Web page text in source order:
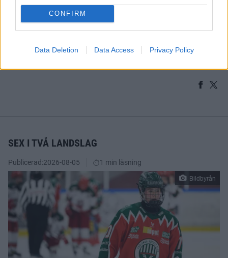
CONFIRM
Data Deletion Data Access Privacy Policy
I SDHL har vi valt ut fem matcher där vi kommer ha ett
större publikfokus och där det kommer vara fler aktiviteter
runtom Frölundaborg, premiären den 9:e september är en
SEX I TVÅ LANDSLAG
Publicerad:2026-08-05 1 min läsning
Bildbyrån